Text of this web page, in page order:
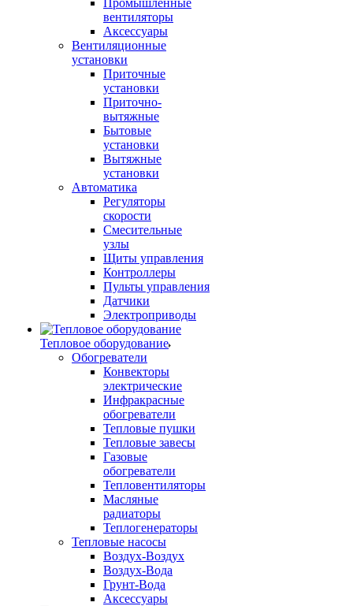
Промышленные
вентиляторы
Аксессуары
Вентиляционные
установки
Приточные
установки
Приточно-
вытяжные
Бытовые
установки
Вытяжные
установки
Автоматика
Регуляторы
скорости
Смесительные
узлы
Щиты управления
Контроллеры
Пульты управления
Датчики
Электроприводы
Тепловое оборудование
Обогреватели
Конвекторы
электрические
Инфракрасные
обогреватели
Тепловые пушки
Тепловые завесы
Газовые
обогреватели
Тепловентиляторы
Масляные
радиаторы
Теплогенераторы
Тепловые насосы
Воздух-Воздух
Воздух-Вода
Грунт-Вода
Аксессуары